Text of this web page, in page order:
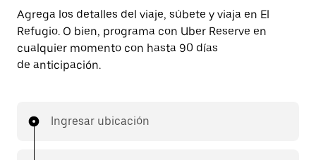
Agrega los detalles del viaje, súbete y viaja en El
Refugio. O bien, programa con Uber Reserve en
cualquier momento con hasta 90 días
de anticipación.
Ingresar ubicación